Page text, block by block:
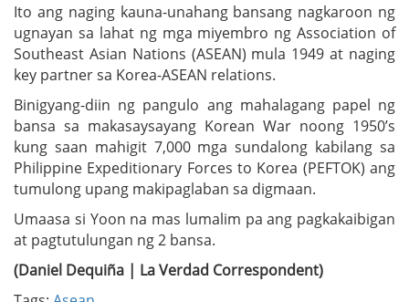
Ito ang naging kauna-unahang bansang nagkaroon ng
ugnayan sa lahat ng mga miyembro ng Association of
Southeast Asian Nations (ASEAN) mula 1949 at naging
key partner sa Korea-ASEAN relations.
Binigyang-diin ng pangulo ang mahalagang papel ng
bansa sa makasaysayang Korean War noong 1950’s
kung saan mahigit 7,000 mga sundalong kabilang sa
Philippine Expeditionary Forces to Korea (PEFTOK) ang
tumulong upang makipaglaban sa digmaan.
Umaasa si Yoon na mas lumalim pa ang pagkakaibigan
at pagtutulungan ng 2 bansa.
(Daniel Dequiña | La Verdad Correspondent)